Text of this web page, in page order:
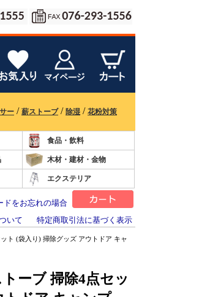
ー / 薪ストーブ/ 除湿 / 花粉対策
食品・飲料
木材・建材・金物
エクステリア
ドをお忘れの場合
いて 特定商取引法に基づく表示
ト (袋入り) 掃除グッズ アウトドア キャ
ーブ 掃除4点セッ